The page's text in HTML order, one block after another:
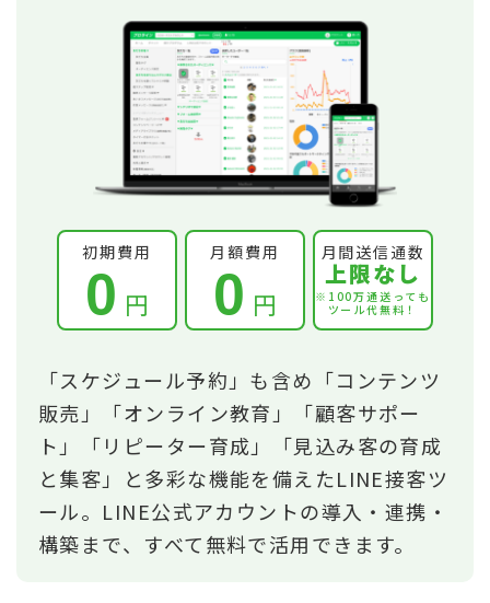
初期費用
0 円
月額費用
0 円
月間送信通数
上限なし
※100万通送っても
ツール代無料！
「スケジュール予約」も含め「コンテンツ
販売」「オンライン教育」「顧客サポー
ト」「リピーター育成」「見込み客の育成
と集客」と多彩な機能を備えたLINE接客ツ
ール。LINE公式アカウントの導入・連携・
構築まで、すべて無料で活用できます。